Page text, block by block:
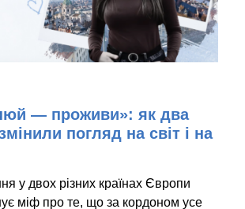
— проживи»: як два
погляд на світ і на
у двох різних країнах Європи
міф про те, що за кордоном усе